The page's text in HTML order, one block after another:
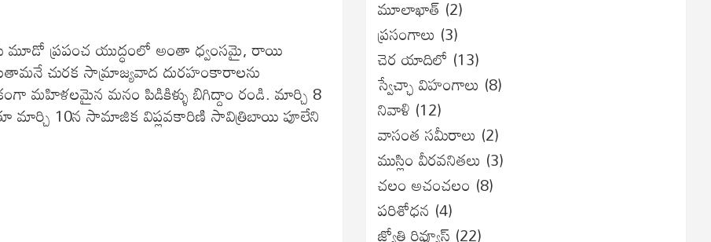
మూడో ప్రపంచ యుద్ధంలో అంతా ధ్వంసమై, రాయి
చురక సామ్రాజ్యవాద దురహంకారాలను
మహిళలమైన మనం పిడికిళ్ళు బిగిద్దాం రండి. మార్చి 8
మార్చి 10న సామాజిక విప్లవకారిణి సావిత్రిబాయి పూలేని
మూలాఖాత్ (2)
ప్రసంగాలు (3)
చెర యాదిలో (13)
స్వేచ్ఛా విహంగాలు (8)
నివాళి (12)
వాసంత సమీరాలు (2)
ముస్లిం వీరవనితలు (3)
చలం అచంచలం (8)
ప‌రిశోధ‌న‌ (4)
జ్యోతి రివ్యూస్ (22)